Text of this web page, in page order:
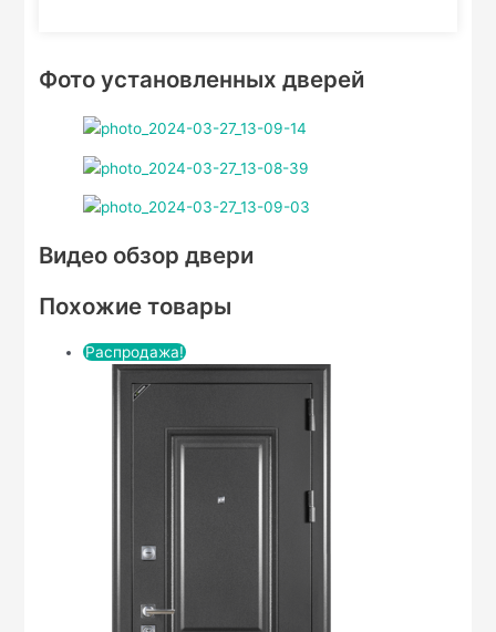
Фото установленных дверей
Видео обзор двери
Похожие товары
Распродажа!